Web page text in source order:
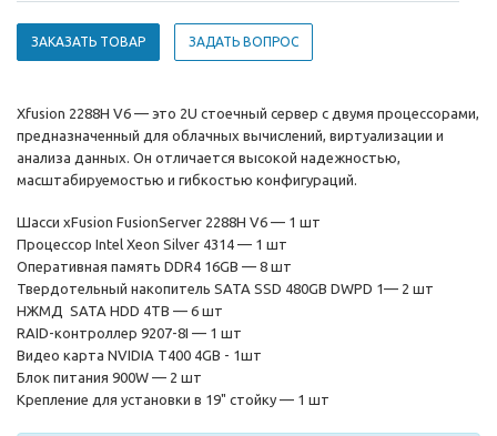
ЗАКАЗАТЬ ТОВАР ЗАДАТЬ ВОПРОС
Xfusion 2288H V6 — это 2U стоечный сервер с двумя процессорами,
предназначенный для облачных вычислений, виртуализации и
анализа данных. Он отличается высокой надежностью,
масштабируемостью и гибкостью конфигураций.
Шасси xFusion FusionServer 2288H V6 — 1 шт
Процессор Intel Xeon Silver 4314 — 1 шт
Оперативная память DDR4 16GB — 8 шт
Твердотельный накопитель SATA SSD 480GB DWPD 1— 2 шт
НЖМД SATA HDD 4TB — 6 шт
RAID-контроллер 9207-8I — 1 шт
Видео карта NVIDIA T400 4GB - 1шт
Блок питания 900W — 2 шт
Крепление для установки в 19" стойку — 1 шт